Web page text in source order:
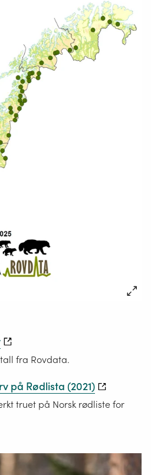
fra Rovdata.
på Rødlista (2021)
truet på Norsk rødliste for